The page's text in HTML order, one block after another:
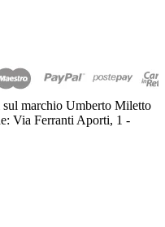
marchio Umberto Miletto
Via Ferranti Aporti, 1 -